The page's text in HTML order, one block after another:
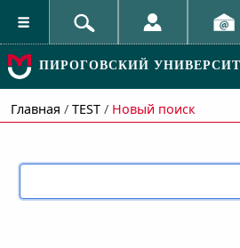
ПИРОГОВСКИЙ
Главная / TEST / Новый поиск